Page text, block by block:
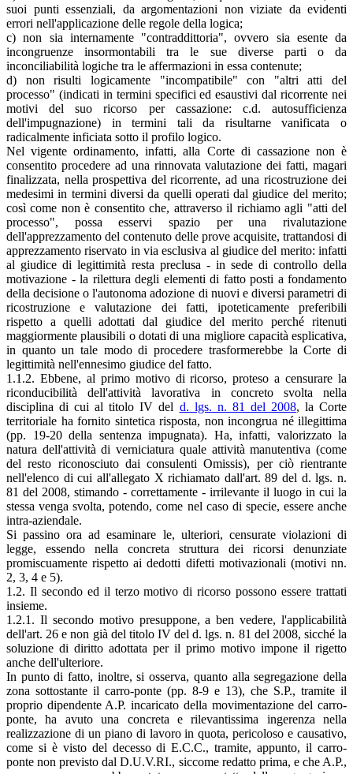
suoi punti essenziali, da argomentazioni non viziate da evidenti
errori nell'applicazione delle regole della logica;
c) non sia internamente "contraddittoria", ovvero sia esente da
incongruenze insormontabili tra le sue diverse parti o da
inconciliabilità logiche tra le affermazioni in essa contenute;
d) non risulti logicamente "incompatibile" con "altri atti del
processo" (indicati in termini specifici ed esaustivi dal ricorrente nei
motivi del suo ricorso per cassazione: c.d. autosufficienza
dell'impugnazione) in termini tali da risultarne vanificata o
radicalmente inficiata sotto il profilo logico.
Nel vigente ordinamento, infatti, alla Corte di cassazione non è
consentito procedere ad una rinnovata valutazione dei fatti, magari
finalizzata, nella prospettiva del ricorrente, ad una ricostruzione dei
medesimi in termini diversi da quelli operati dal giudice del merito;
così come non è consentito che, attraverso il richiamo agli "atti del
processo", possa esservi spazio per una rivalutazione
dell'apprezzamento del contenuto delle prove acquisite, trattandosi di
apprezzamento riservato in via esclusiva al giudice del merito: infatti
al giudice di legittimità resta preclusa - in sede di controllo della
motivazione - la rilettura degli elementi di fatto posti a fondamento
della decisione o l'autonoma adozione di nuovi e diversi parametri di
ricostruzione e valutazione dei fatti, ipoteticamente preferibili
rispetto a quelli adottati dal giudice del merito perché ritenuti
maggiormente plausibili o dotati di una migliore capacità esplicativa,
in quanto un tale modo di procedere trasformerebbe la Corte di
legittimità nell'ennesimo giudice del fatto.
1.1.2. Ebbene, al primo motivo di ricorso, proteso a censurare la
riconducibilità dell'attività lavorativa in concreto svolta nella
disciplina di cui al titolo IV del d. lgs. n. 81 del 2008, la Corte
territoriale ha fornito sintetica risposta, non incongrua né illegittima
(pp. 19-20 della sentenza impugnata). Ha, infatti, valorizzato la
natura dell'attività di verniciatura quale attività manutentiva (come
del resto riconosciuto dai consulenti Omissis), per ciò rientrante
nell'elenco di cui all'allegato X richiamato dall'art. 89 del d. lgs. n.
81 del 2008, stimando - correttamente - irrilevante il luogo in cui la
stessa venga svolta, potendo, come nel caso di specie, essere anche
intra-aziendale.
Si passino ora ad esaminare le, ulteriori, censurate violazioni di
legge, essendo nella concreta struttura dei ricorsi denunziate
promiscuamente rispetto ai dedotti difetti motivazionali (motivi nn.
2, 3, 4 e 5).
1.2. Il secondo ed il terzo motivo di ricorso possono essere trattati
insieme.
1.2.1. Il secondo motivo presuppone, a ben vedere, l'applicabilità
dell'art. 26 e non già del titolo IV del d. lgs. n. 81 del 2008, sicché la
soluzione di diritto adottata per il primo motivo impone il rigetto
anche dell'ulteriore.
In punto di fatto, inoltre, si osserva, quanto alla segregazione della
zona sottostante il carro-ponte (pp. 8-9 e 13), che S.P., tramite il
proprio dipendente A.P. incaricato della movimentazione del carro-
ponte, ha avuto una concreta e rilevantissima ingerenza nella
realizzazione di un piano di lavoro in quota, pericoloso e causativo,
come si è visto del decesso di E.C.C., tramite, appunto, il carro-
ponte non previsto dal D.U.V.RI., siccome redatto prima, e che A.P.,